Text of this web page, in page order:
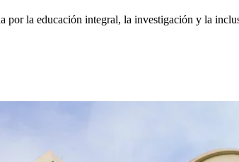
la educación integral, la investigación y la